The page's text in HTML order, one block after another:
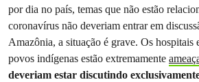
por dia no país, temas que não estão
coronavírus não deveriam entrar em
Amazônia, a situação é grave. Os hospitais
povos indígenas estão extremamente
deveriam estar discutindo